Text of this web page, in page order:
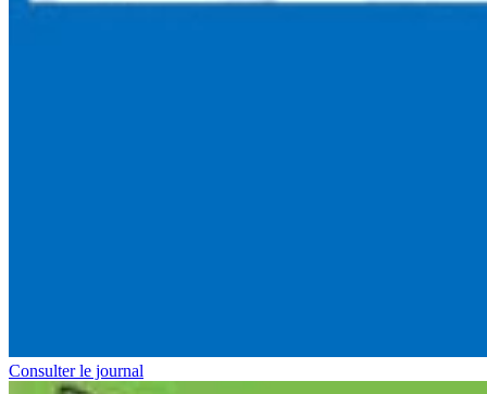
Consulter le journal